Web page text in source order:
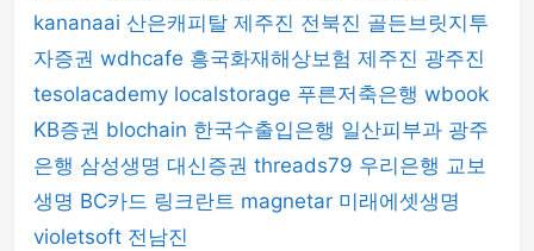
kananaai 산은캐피탈 제주진 전북진 골든브릿지투
자증권 wdhcafe 흥국화재해상보험 제주진 광주진
tesolacademy localstorage 푸른저축은행 wbook
KB증권 blochain 한국수출입은행 일산피부과 광주
은행 삼성생명 대신증권 threads79 우리은행 교보
생명 BC카드 링크란트 magnetar 미래에셋생명
violetsoft 전남진